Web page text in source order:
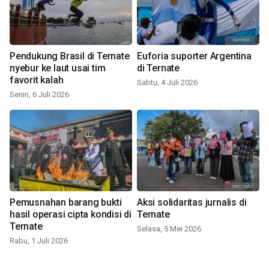
Pendukung Brasil di Ternate
nyebur ke laut usai tim
favorit kalah
Senin, 6 Juli 2026
Euforia suporter Argentina
di Ternate
Sabtu, 4 Juli 2026
Pemusnahan barang bukti
hasil operasi cipta kondisi di
Ternate
Rabu, 1 Juli 2026
Aksi solidaritas jurnalis di
Ternate
Selasa, 5 Mei 2026